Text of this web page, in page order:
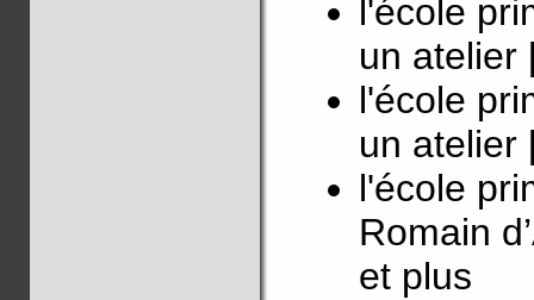
l'école
un atelier
l'école
un atelier
l'école
Romain
et plus